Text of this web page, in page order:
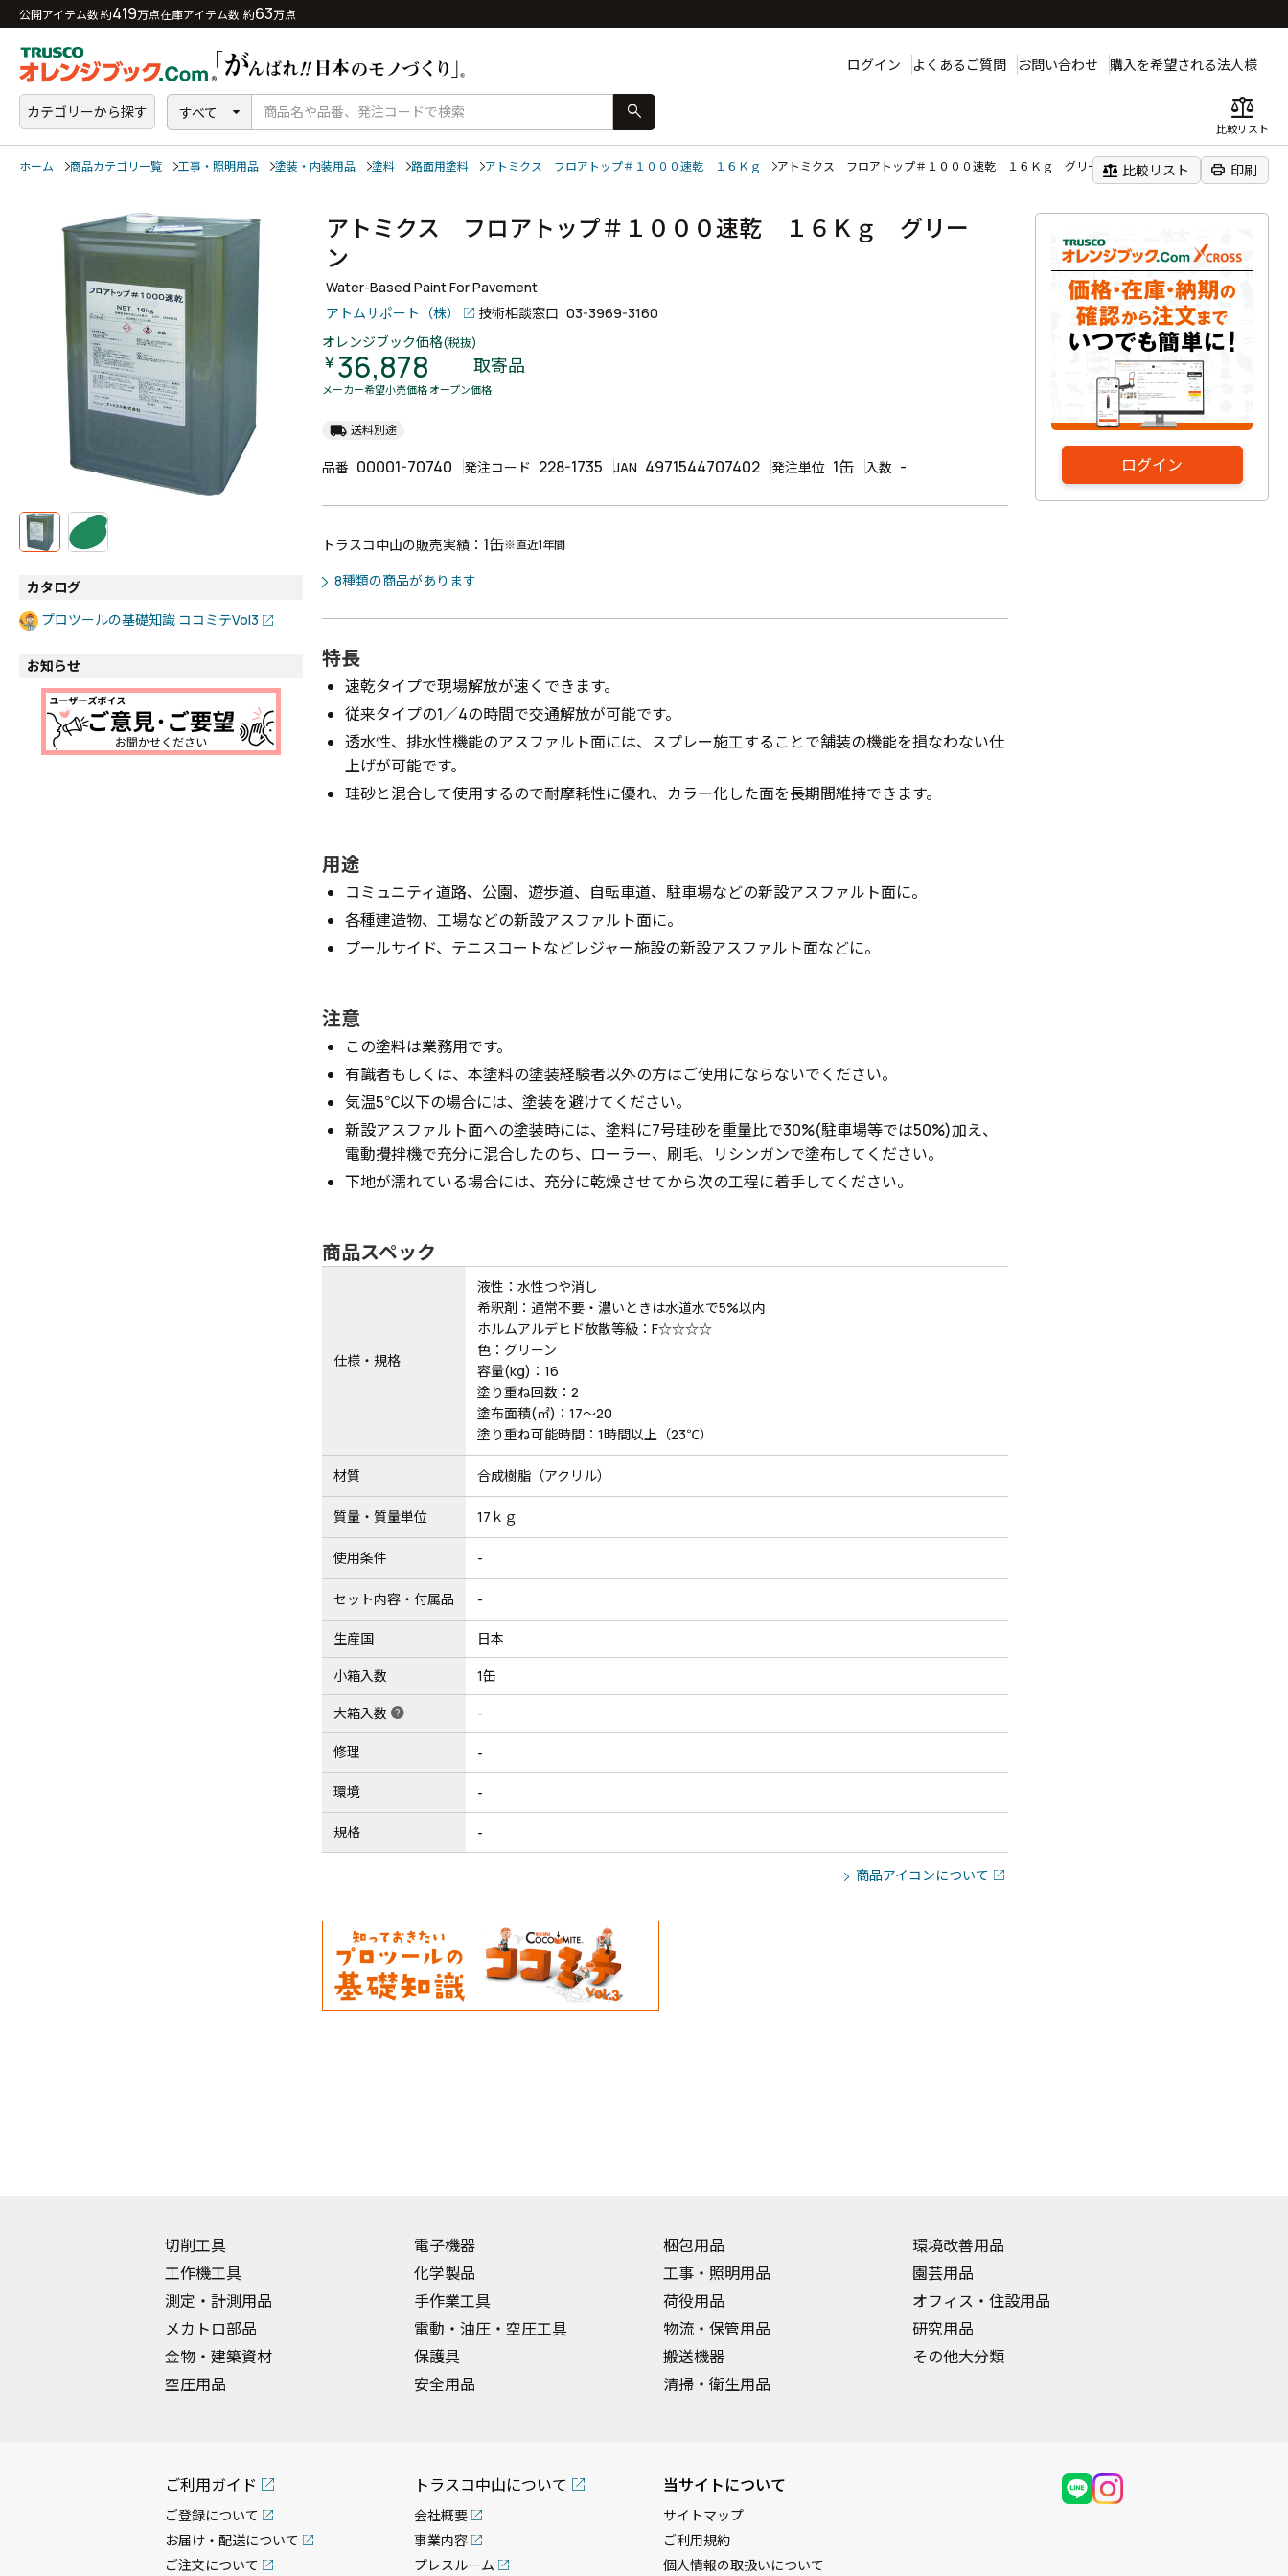
公開アイテム数 約419万点在庫アイテム数 約63万点
ログイン よくあるご質問 お問い合わせ 購入を希望される法人様
カテゴリーから探す すべて search balance
比較リスト
ホーム 商品カテゴリ一覧 工事・照明用品 塗装・内装用品 塗料 路面用塗料 アトミクス フロアトップ＃１０００速乾 １６Ｋｇ アトミクス フロアトップ＃１０００速乾 １６Ｋｇ グリーン
balance 比較リスト print 印刷
ログイン
カタログ
プロツールの基礎知識 ココミテVol3
お知らせ
アトミクス フロアトップ＃１０００速乾 １６Ｋｇ グリー
ン
Water-Based Paint For Pavement
アトムサポート（株）
技術相談窓口 03-3969-3160
オレンジブック価格(税抜)
￥36,878 取寄品
メーカー希望小売価格 オープン価格
local_shipping 送料別途
品番 00001-70740 発注コード 228-1735 JAN 4971544707402 発注単位 1缶 入数 -
トラスコ中山の販売実績： 1缶※直近1年間
8種類の商品があります
特長
速乾タイプで現場解放が速くできます。
従来タイプの1／4の時間で交通解放が可能です。
透水性、排水性機能のアスファルト面には、スプレー施工することで舗装の機能を損なわない仕
上げが可能です。
珪砂と混合して使用するので耐摩耗性に優れ、カラー化した面を長期間維持できます。
用途
コミュニティ道路、公園、遊歩道、自転車道、駐車場などの新設アスファルト面に。
各種建造物、工場などの新設アスファルト面に。
プールサイド、テニスコートなどレジャー施設の新設アスファルト面などに。
注意
この塗料は業務用です。
有識者もしくは、本塗料の塗装経験者以外の方はご使用にならないでください。
気温5℃以下の場合には、塗装を避けてください。
新設アスファルト面への塗装時には、塗料に7号珪砂を重量比で30%(駐車場等では50%)加え、
電動攪拌機で充分に混合したのち、ローラー、刷毛、リシンガンで塗布してください。
下地が濡れている場合には、充分に乾燥させてから次の工程に着手してください。
商品スペック
仕様・規格
液性：水性つや消し
希釈剤：通常不要・濃いときは水道水で5%以内
ホルムアルデヒド放散等級：F☆☆☆☆
色：グリーン
容量(kg)：16
塗り重ね回数：2
塗布面積(㎡)：17～20
塗り重ね可能時間：1時間以上（23℃）
材質 合成樹脂（アクリル）
質量・質量単位 17ｋｇ
使用条件 -
セット内容・付属品 -
生産国 日本
小箱入数 1缶
大箱入数 help -
修理 -
環境 -
規格 -
商品アイコンについて
切削工具
工作機工具
測定・計測用品
メカトロ部品
金物・建築資材
空圧用品
電子機器
化学製品
手作業工具
電動・油圧・空圧工具
保護具
安全用品
梱包用品
工事・照明用品
荷役用品
物流・保管用品
搬送機器
清掃・衛生用品
環境改善用品
園芸用品
オフィス・住設用品
研究用品
その他大分類
ご利用ガイド
ご登録について
お届け・配送について
ご注文について
トラスコ中山について
会社概要
事業内容
プレスルーム
当サイトについて
サイトマップ
ご利用規約
個人情報の取扱いについて